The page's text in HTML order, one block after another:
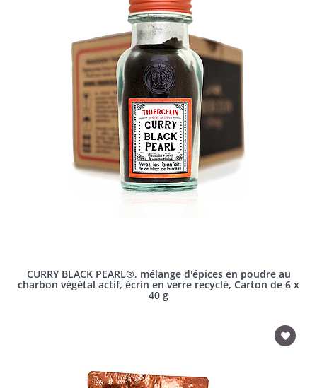
CURRY BLACK PEARL®, mélange d'épices en poudre au
charbon végétal actif, écrin en verre recyclé, Carton de 6 x
40 g